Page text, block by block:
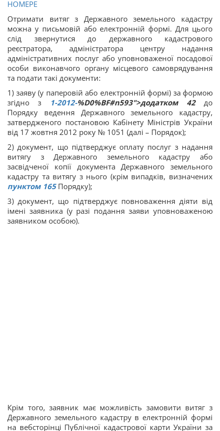
НОМЕРЕ
Отримати витяг з Державного земельного кадастру
можна у письмовій або електронній формі. Для цього
слід звернутися до державного кадастрового
реєстратора, адміністратора центру надання
адміністративних послуг або уповноваженої посадової
особи виконавчого органу місцевого самоврядування
та подати такі документи:
1) заяву (у паперовій або електронній формі) за формою
згідно з
1-2012-%D0%BF#n593">додатком 42до
Порядку ведення Державного земельного кадастру,
затвердженого постановою Кабінету Міністрів України
від 17 жовтня 2012 року № 1051 (далі – Порядок);
2) документ, що підтверджує оплату послуг з надання
витягу з Державного земельного кадастру або
засвідченої копії документа Державного земельного
кадастру та витягу з нього (крім випадків, визначених
пунктом 165Порядку);
3) документ, що підтверджує повноваження діяти від
імені заявника (у разі подання заяви уповноваженою
заявником особою).
Крім того, заявник має можливість замовити витяг з
Державного земельного кадастру в електронній формі
на вебсторінці Публічної кадастрової карти України за